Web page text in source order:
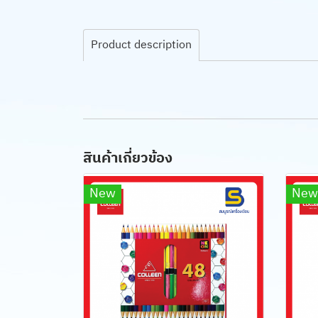
Product description
สินค้าเกี่ยวข้อง
New New